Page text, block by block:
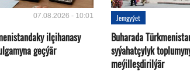
07.08.2026 - 10:01
ilçihanasy
geçýär
Jemgyýet
Buharada
syýahatçylyk
meýilleşdirilýär